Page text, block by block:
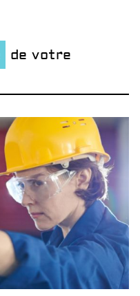
de votre